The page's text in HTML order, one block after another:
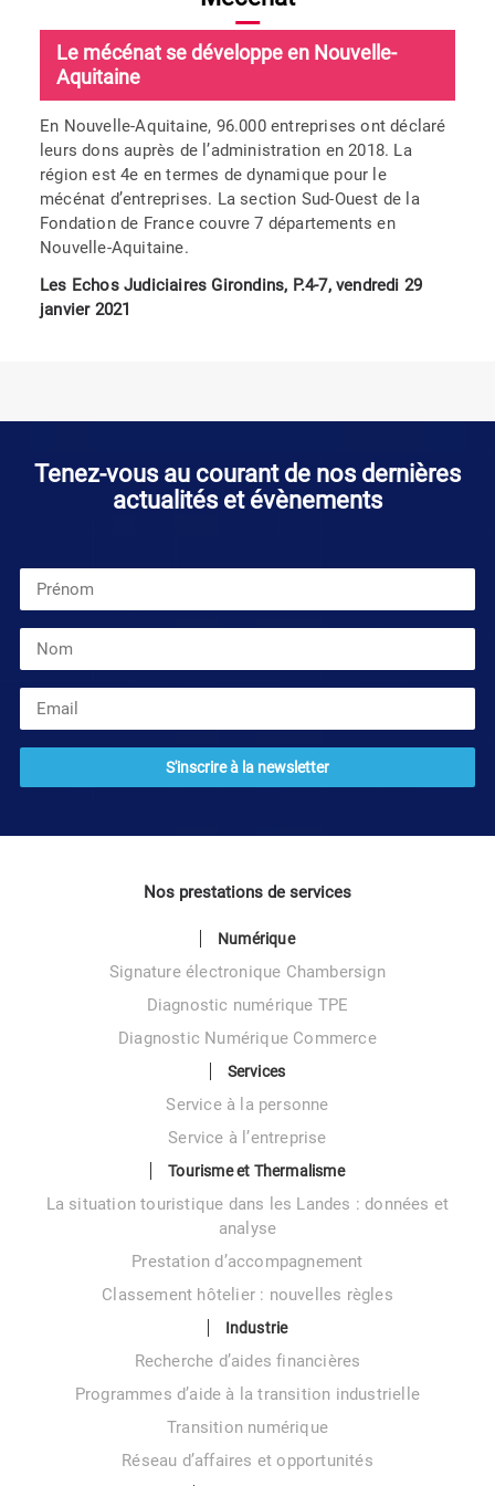
Le mécénat se développe en Nouvelle-
Aquitaine
En Nouvelle-Aquitaine, 96.000 entreprises ont déclaré
leurs dons auprès de l’administration en 2018. La
région est 4e en termes de dynamique pour le
mécénat d’entreprises. La section Sud-Ouest de la
Fondation de France couvre 7 départements en
Nouvelle-Aquitaine.
Les Echos Judiciaires Girondins, P.4-7, vendredi 29
janvier 2021
Tenez-vous au courant de nos dernières
actualités et évènements
Nos prestations de services
Numérique
Signature électronique Chambersign
Diagnostic numérique TPE
Diagnostic Numérique Commerce
Services
Service à la personne
Service à l’entreprise
Tourisme et Thermalisme
La situation touristique dans les Landes : données et
analyse
Prestation d’accompagnement
Classement hôtelier : nouvelles règles
Industrie
Recherche d’aides financières
Programmes d’aide à la transition industrielle
Transition numérique
Réseau d’affaires et opportunités